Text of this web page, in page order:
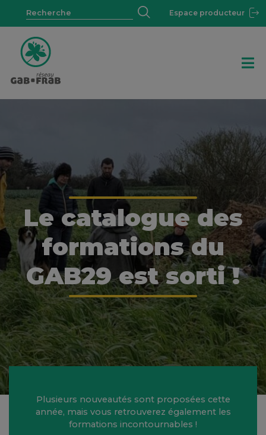
Espace producteur
Le catalogue des
formations du
GAB29 est sorti !
Plusieurs nouveautés sont proposées cette
année, mais vous retrouverez également les
formations incontournables !